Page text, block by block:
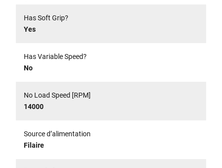
Has Soft Grip?
Yes
Has Variable Speed?
No
No Load Speed [RPM]
14000
Source d’alimentation
Filaire